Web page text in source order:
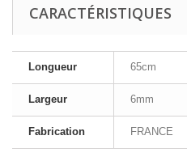
CARACTÉRISTIQUES
Longueur 65cm
Largeur 6mm
Fabrication FRANCE